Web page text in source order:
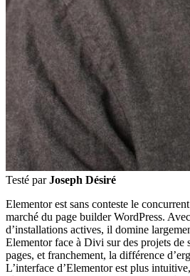
Testé parJoseph Désiré
Elementor est sans conteste le
marché du page builder WordPress.
d’installations actives, il domine
Elementor face à Divi sur des projets de
pages, et franchement, la différence
L’interface d’Elementor est plus